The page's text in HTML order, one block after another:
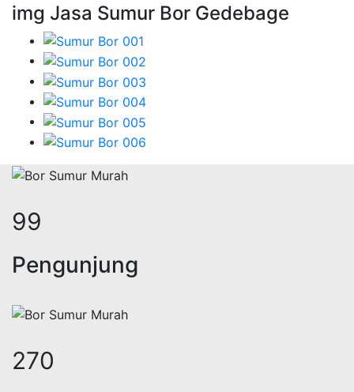
img Jasa Sumur Bor Gedebage
122
Pengunjung
331